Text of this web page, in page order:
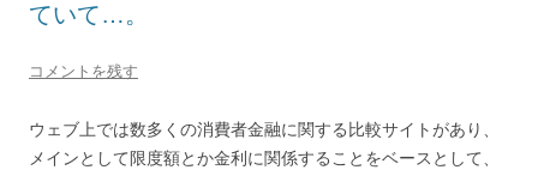
ていて…。
コメントを残す
ウェブ上では数多くの消費者金融に関する比較サイトがあり、
メインとして限度額とか金利に関係することをベースとして、